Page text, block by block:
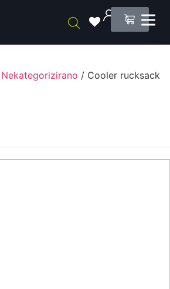
0
Nekategorizirano / Cooler rucksack